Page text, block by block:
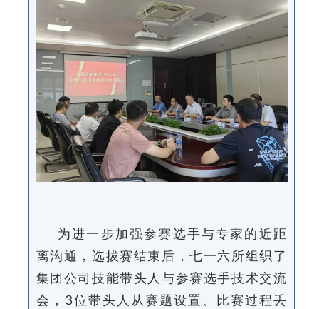
为进一步加强参赛选手与专家的近距
离沟通，选拔赛结束后，七一六所组织了
集团公司技能带头人与参赛选手技术交流
会，3位带头人从赛题设置、比赛过程丢